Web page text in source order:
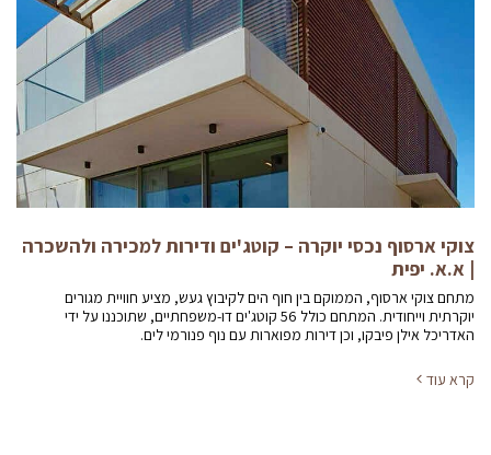
צוקי ארסוף נכסי יוקרה – קוטג'ים ודירות למכירה ולהשכרה
| א.א. יפית
מתחם צוקי ארסוף, הממוקם בין חוף הים לקיבוץ געש, מציע חוויית מגורים
יוקרתית וייחודית. המתחם כולל 56 קוטג'ים דו-משפחתיים, שתוכננו על ידי
האדריכל אילן פיבקו, וכן דירות מפוארות עם נוף פנורמי לים.
קרא עוד